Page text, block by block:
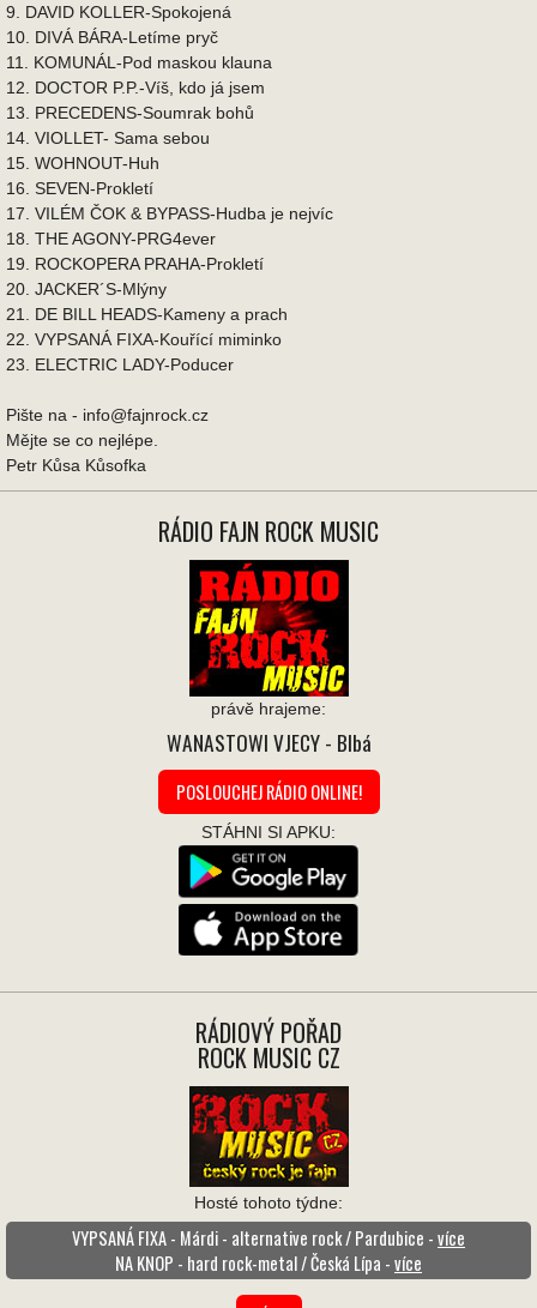
9. DAVID KOLLER-Spokojená
10. DIVÁ BÁRA-Letíme pryč
11. KOMUNÁL-Pod maskou klauna
12. DOCTOR P.P.-Víš, kdo já jsem
13. PRECEDENS-Soumrak bohů
14. VIOLLET- Sama sebou
15. WOHNOUT-Huh
16. SEVEN-Prokletí
17. VILÉM ČOK & BYPASS-Hudba je nejvíc
18. THE AGONY-PRG4ever
19. ROCKOPERA PRAHA-Prokletí
20. JACKER´S-Mlýny
21. DE BILL HEADS-Kameny a prach
22. VYPSANÁ FIXA-Kouřící miminko
23. ELECTRIC LADY-Poducer
Pište na - info@fajnrock.cz
Mějte se co nejlépe.
Petr Kůsa Kůsofka
RÁDIO FAJN ROCK MUSIC
právě hrajeme:
WANASTOWI VJECY- Blbá
POSLOUCHEJ RÁDIO ONLINE!
STÁHNI SI APKU:
RÁDIOVÝ POŘAD
ROCK MUSIC CZ
Hosté tohoto týdne:
VYPSANÁ FIXA - Márdi - alternative rock / Pardubice -více
NA KNOP - hard rock-metal / Česká Lípa -více